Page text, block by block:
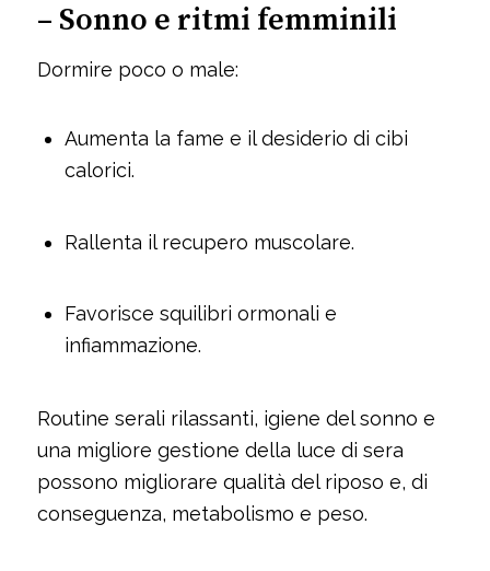
– Sonno e ritmi femminili
Dormire poco o male:
Aumenta la fame e il desiderio di cibi
calorici.
Rallenta il recupero muscolare.
Favorisce squilibri ormonali e
infiammazione.
Routine serali rilassanti, igiene del sonno e
una migliore gestione della luce di sera
possono migliorare qualità del riposo e, di
conseguenza, metabolismo e peso.